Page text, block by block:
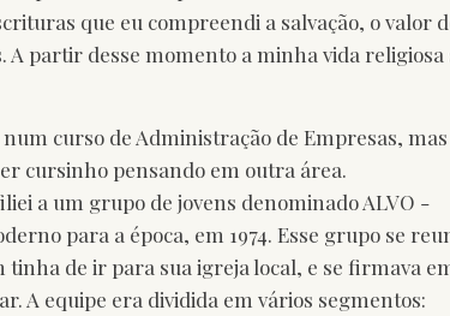
que eu compreendi a salvação, o valor
A partir desse momento a minha vida religiosa
curso de Administração de Empresas,
cursinho pensando em outra área.
a um grupo de jovens denominado ALVO -
para a época, em 1974. Esse grupo se
de ir para sua igreja local, e se firmava
A equipe era dividida em vários segmentos: